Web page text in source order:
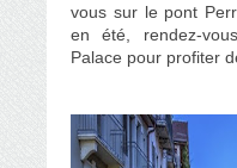
vous sur le pont
en été, rendez-
Palace pour profiter